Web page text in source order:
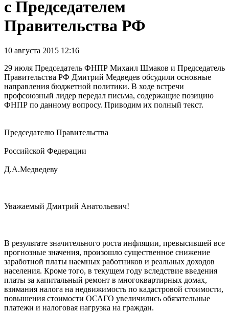
с Председателем
Правительства РФ
10 августа 2015 12:16
29 июля Председатель ФНПР Михаил Шмаков и Председатель
Правительства РФ Дмитрий Медведев обсудили основные
направления бюджетной политики. В ходе встречи
профсоюзный лидер передал письма, содержащие позицию
ФНПР по данному вопросу. Приводим их полный текст.
Председателю Правительства
Российской Федерации
Д.А.Медведеву
Уважаемый Дмитрий Анатольевич!
В результате значительного роста инфляции, превысившей все
прогнозные значения, произошло существенное снижение
заработной платы наемных работников и реальных доходов
населения. Кроме того, в текущем году вследствие введения
платы за капитальный ремонт в многоквартирных домах,
взимания налога на недвижимость по кадастровой стоимости,
повышения стоимости ОСАГО увеличились обязательные
платежи и налоговая нагрузка на граждан.